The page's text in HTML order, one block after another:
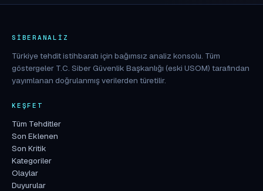
SIBERANALIZ
Türkiye tehdit istihbaratı için bağımsız analiz konsolu. Tüm
göstergeler T.C. Siber Güvenlik Başkanlığı (eski USOM) tarafından
yayımlanan doğrulanmış verilerden türetilir.
KEŞFET
Tüm Tehditler
Son Eklenen
Son Kritik
Kategoriler
Olaylar
Duyurular